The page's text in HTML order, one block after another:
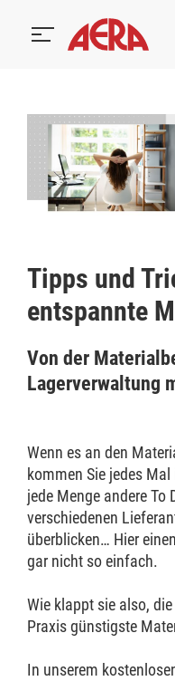
Tipps und
entspannte
Von der
Lagerverwaltung
Wenn es an den
kommen Sie jedes
jede Menge andere To
verschiedenen
überblicken… Hier
gar nicht so einfach.
Wie klappt sie also,
Praxis günstigste
In unserem